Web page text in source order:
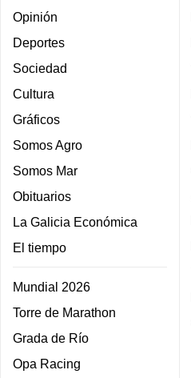
Opinión
Deportes
Sociedad
Cultura
Gráficos
Somos Agro
Somos Mar
Obituarios
La Galicia Económica
El tiempo
Mundial 2026
Torre de Marathon
Grada de Río
Opa Racing